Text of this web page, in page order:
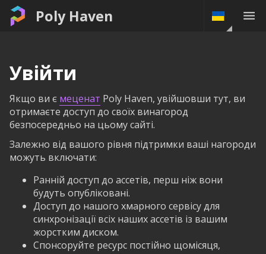
Poly Haven
Увійти
Якщо ви є меценат Poly Haven, увійшовши тут, ви
отримаєте доступ до своїх винагород
безпосередньо на цьому сайті.
Залежно від вашого рівня підтримки ваші нагороди
можуть включати:
Ранній доступ до ассетів, перш ніж вони
будуть опубліковані.
Доступ до нашого хмарного сервісу для
синхронізації всіх наших ассетів із вашим
жорстким диском.
Спонсоруйте ресурс постійно щомісяця,